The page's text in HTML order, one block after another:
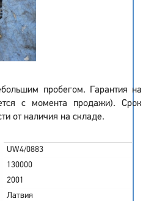
пробегом. Гарантия на
с момента продажи). Срок
от наличия на складе.
UW4/0883
130000
2001
Латвия